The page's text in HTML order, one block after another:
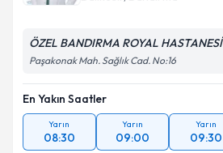
ÖZEL BANDIRMA ROYAL HASTANESİ
Paşakonak Mah. Sağlık Cad. No:16
En Yakın Saatler
Yarın
08:30
Yarın
09:00
Yarın
09:30